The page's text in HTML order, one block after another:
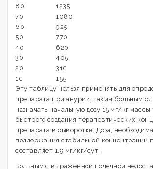
80
1235
70
1080
60
925
50
770
40
620
30
465
20
310
10
155
Эту таблицу нельзя применять для
препарата при анурии. Таким больным
назначать начальную дозу 15 мг/кг массы
быстрого создания терапевтических
препарата в сыворотке. Доза,
поддержания стабильной концентрации
составляет 1.9 мг/кг/сут.
Больным с выраженной почечной